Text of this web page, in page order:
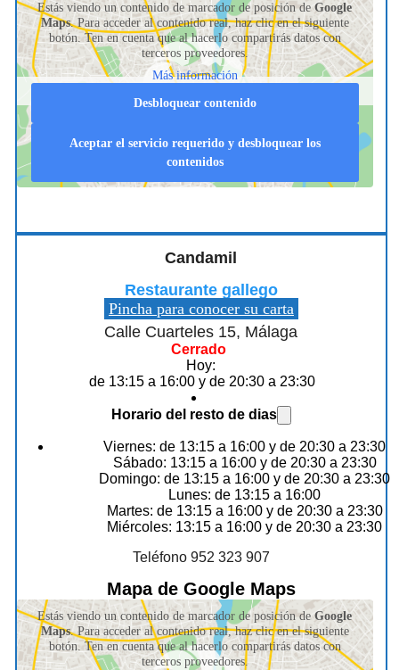
Estás viendo un contenido de marcador de posición deGoogle
Maps. Para acceder al contenido real, haz clic en el siguiente
botón. Ten en cuenta que al hacerlo compartirás datos con
terceros proveedores.
Más información
Desbloquear contenido
Aceptar el servicio requerido y desbloquear los
contenidos
Candamil
Restaurante gallego
Pincha para conocer su carta
Calle Cuarteles 15, Málaga
Cerrado
Hoy:
de 13:15 a 16:00 y de 20:30 a 23:30
Horario del resto de dias
Viernes: de 13:15 a 16:00 y de 20:30 a 23:30
Sábado: 13:15 a 16:00 y de 20:30 a 23:30
Domingo: de 13:15 a 16:00 y de 20:30 a 23:30
Lunes: de 13:15 a 16:00
Martes: de 13:15 a 16:00 y de 20:30 a 23:30
Miércoles: 13:15 a 16:00 y de 20:30 a 23:30
Teléfono 952 323 907
Mapa de Google Maps
Estás viendo un contenido de marcador de posición deGoogle
Maps. Para acceder al contenido real, haz clic en el siguiente
botón. Ten en cuenta que al hacerlo compartirás datos con
terceros proveedores.